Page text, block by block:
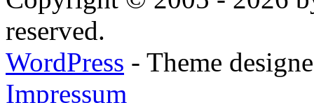
reserved.
WordPress - Theme
Impressum